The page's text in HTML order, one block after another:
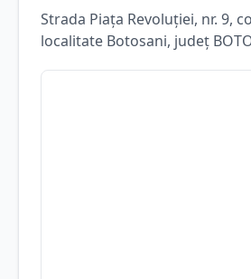
Strada Piața Revoluției, nr. 9,
localitate Botosani, județ